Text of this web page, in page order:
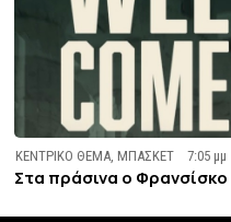
ΚΕΝΤΡΙΚΟ ΘΕΜΑ,ΜΠΑΣΚΕΤ 7:05 μμ
Στα πράσινα ο Φρανσίσκο